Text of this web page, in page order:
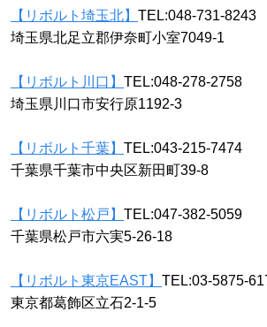
【リボルト埼玉北】 TEL:048-731-8243
埼玉県北足立郡伊奈町小室7049-1
【リボルト川口】 TEL:048-278-2758
埼玉県川口市安行原1192-3
【リボルト千葉】 TEL:043-215-7474
千葉県千葉市中央区新田町39-8
【リボルト松戸】 TEL:047-382-5059
千葉県松戸市六実5-26-18
【リボルト東京EAST】 TEL:03-5875-
東京都葛飾区立石2-1-5